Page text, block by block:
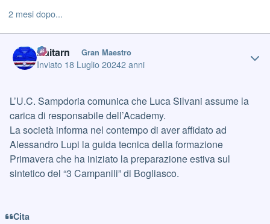
2 mesi dopo...
Daitarn Gran Maestro
Inviato 18 Luglio 20242 anni
L’U.C. Sampdoria comunica che Luca Silvani assume la
carica di responsabile dell’Academy.
La società informa nel contempo di aver affidato ad
Alessandro Lupi la guida tecnica della formazione
Primavera che ha iniziato la preparazione estiva sul
sintetico del “3 Campanili” di Bogliasco.
Cita